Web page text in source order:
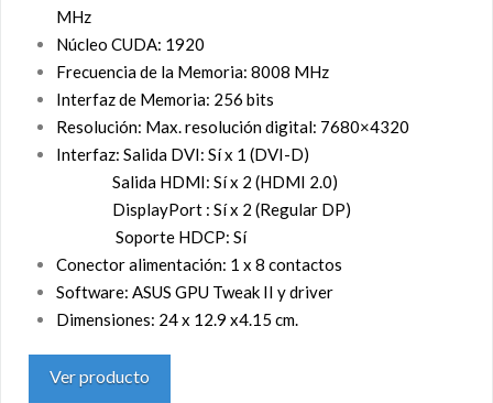
MHz
Núcleo CUDA: 1920
Frecuencia de la Memoria: 8008 MHz
Interfaz de Memoria: 256 bits
Resolución: Max. resolución digital: 7680×4320
Interfaz: Salida DVI: Sí x 1 (DVI-D)
Salida HDMI: Sí x 2 (HDMI 2.0)
DisplayPort : Sí x 2 (Regular DP)
Soporte HDCP: Sí
Conector alimentación: 1 x 8 contactos
Software: ASUS GPU Tweak II y driver
Dimensiones: 24 x 12.9 x4.15 cm.
Ver producto